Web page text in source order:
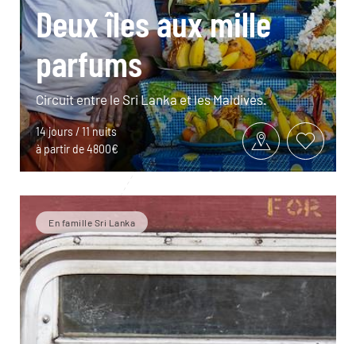
Deux îles aux mille
parfums
Circuit entre le Sri Lanka et les Maldives.
14 jours / 11 nuits
à partir de 4800€
En famille Sri Lanka